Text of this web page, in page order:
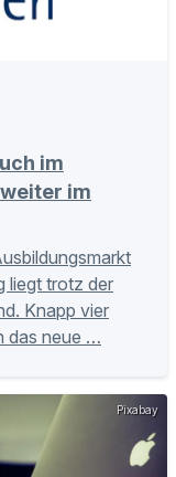
im
im
liegt trotz der
Knapp vier
das neue …
Pixabay